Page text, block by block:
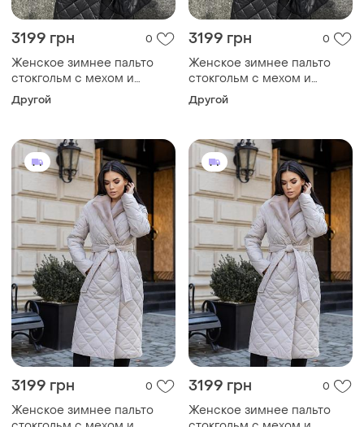
3199 грн 0
Женское зимнее пальто
стокгольм с мехом и
поясом утепленное,
стильное стеганое пальто
черное 42, m
Другой
3199 грн 0
Женское зимнее пальто
стокгольм с мехом и
поясом утепленное,
стильное стеганое пальто
черное 42, xs
Другой
3199 грн 0
Женское зимнее пальто
3199 грн 0
Женское зимнее пальто